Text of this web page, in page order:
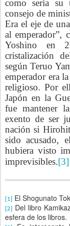
como sería su
consejo de
Era el eje de
al emperador”,
Yoshino en
cristalización
según Teruo
emperador era
religioso. Por
Japón en la
fue mantener
exento de ser
nación si
sido acusado,
hubiera visto
imprevisibles.[3]
[1] El Shogunato
[2]
Del libro
esfera de los libros.